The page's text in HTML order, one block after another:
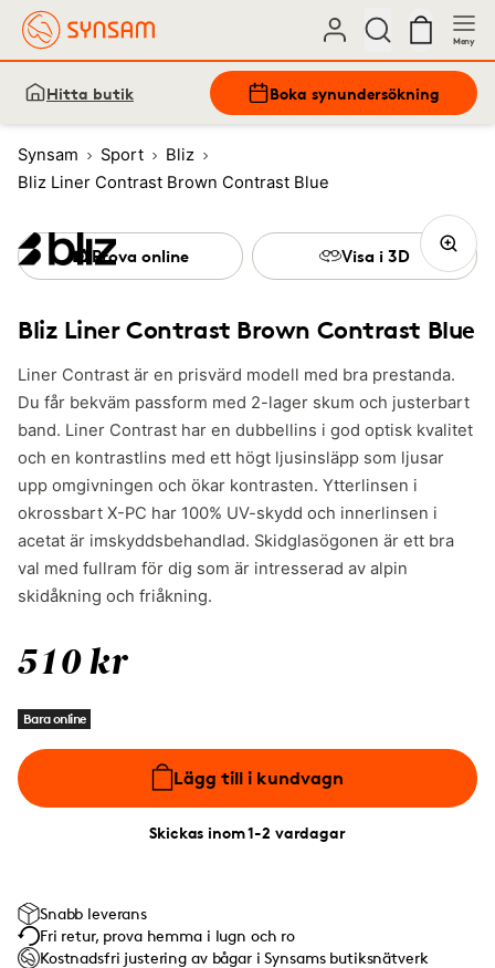
Meny
Hitta butik Boka synundersökning
Synsam Sport
Bliz
Bliz Liner Contrast Brown Contrast Blue
Bliz Liner Contrast Brown Contrast Blue
Liner Contrast är en prisvärd modell med bra prestanda.
Du får bekväm passform med 2-lager skum och justerbart
band. Liner Contrast har en dubbellins i god optisk kvalitet
och en kontrastlins med ett högt ljusinsläpp som ljusar
upp omgivningen och ökar kontrasten. Ytterlinsen i
okrossbart X-PC har 100% UV-skydd och innerlinsen i
acetat är imskyddsbehandlad. Skidglasögonen är ett bra
val med fullram för dig som är intresserad av alpin
skidåkning och friåkning.
510 kr
Bara online
Lägg till i kundvagn
Skickas inom 1-2 vardagar
Prova online Visa i 3D
Snabb leverans
Fri retur, prova hemma i lugn och ro
Kostnadsfri justering av bågar i Synsams butiksnätverk